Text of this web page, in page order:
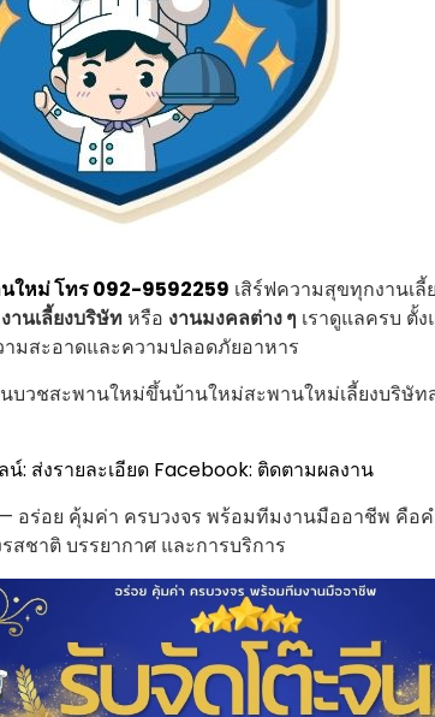
ใหม่ โทร 092-9592259 เสิร์ฟความสุขทุกงานเลี้
งานเลี้ยงบริษัทหรือ งานมงคลต่าง ๆ เราดูแลครบ ตั้
ามสะอาดและความปลอดภัยอาหาร
บวชสะพานใหม่ขึ้นบ้านใหม่สะพานใหม่เลี้ยงบริ
น์: ส่งรายละเอียด Facebook: ติดตามผลงาน
อร่อย คุ้มค่า ครบวงจร พร้อมทีมงานมืออาชีพ คือ
ชาติ บรรยากาศ และการบริการ